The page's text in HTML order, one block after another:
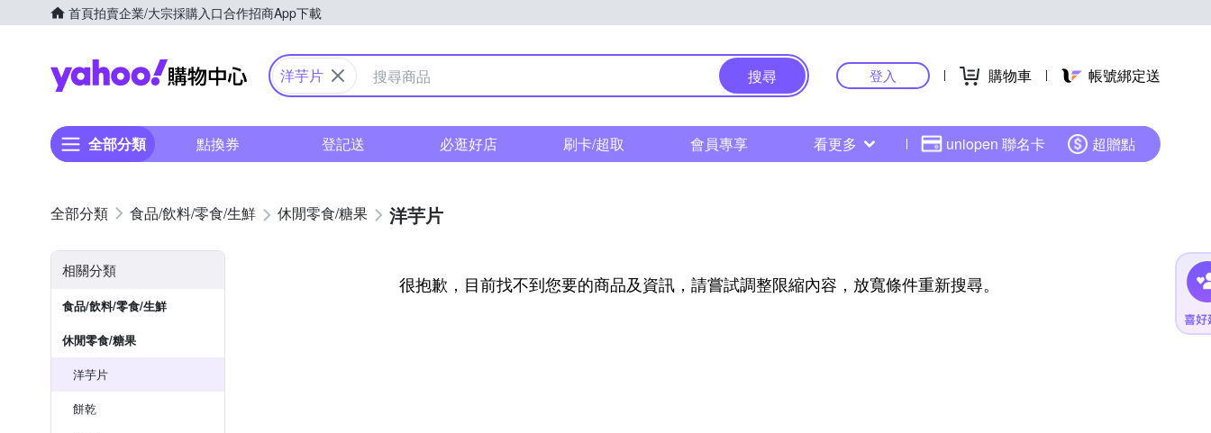
首頁拍賣企業/大宗採購入口合作招商App下載
Yahoo購物中心
洋芋片 搜尋 登入 購物車 帳號綁定送
全部分類 點換券 登記送 必逛好店 刷卡/超取 會員專享 看更多 uniopen 聯名卡 超贈點
食品/飲料/零食/生鮮 休閒零食/糖果 洋芋片
相關分類
食品/飲料/零食/生鮮
休閒零食/糖果
洋芋片
餅乾
很抱歉，目前找不到您要的商品及資訊，請嘗試調整限縮內容，放寬條件重新搜尋。